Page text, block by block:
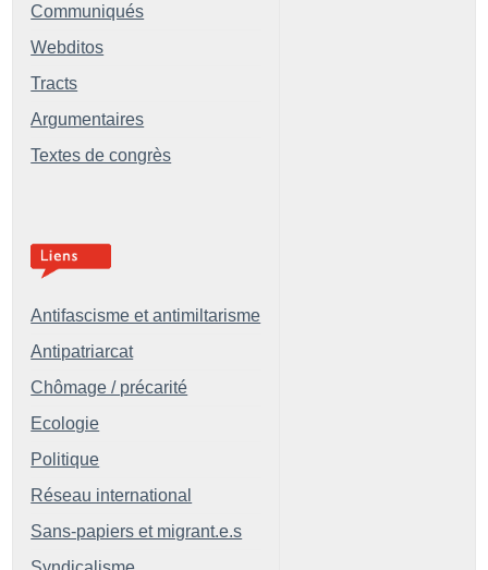
Communiqués
Webditos
Tracts
Argumentaires
Textes de congrès
Antifascisme et antimiltarisme
Antipatriarcat
Chômage / précarité
Ecologie
Politique
Réseau international
Sans-papiers et migrant.e.s